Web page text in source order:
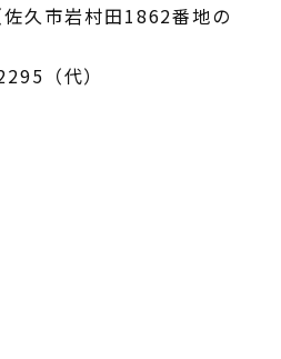
久市岩村田1862番地の
（代）